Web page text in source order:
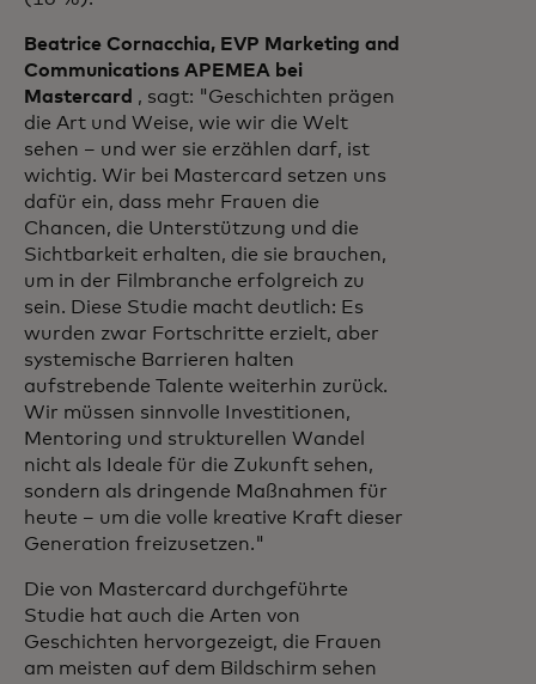
Beatrice Cornacchia, EVP Marketing and
Communications APEMEA bei
Mastercard , sagt: "Geschichten prägen
die Art und Weise, wie wir die Welt
sehen – und wer sie erzählen darf, ist
wichtig. Wir bei Mastercard setzen uns
dafür ein, dass mehr Frauen die
Chancen, die Unterstützung und die
Sichtbarkeit erhalten, die sie brauchen,
um in der Filmbranche erfolgreich zu
sein. Diese Studie macht deutlich: Es
wurden zwar Fortschritte erzielt, aber
systemische Barrieren halten
aufstrebende Talente weiterhin zurück.
Wir müssen sinnvolle Investitionen,
Mentoring und strukturellen Wandel
nicht als Ideale für die Zukunft sehen,
sondern als dringende Maßnahmen für
heute – um die volle kreative Kraft dieser
Generation freizusetzen."
Die von Mastercard durchgeführte
Studie hat auch die Arten von
Geschichten hervorgezeigt, die Frauen
am meisten auf dem Bildschirm sehen